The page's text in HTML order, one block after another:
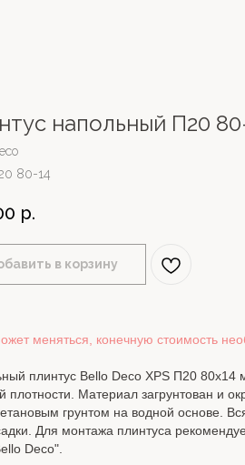
напольный П20
80-14
р.
в корзину
меняться, конечную стоимость
плинтус Bello Deco XPS П20 80x14
плотности. Материал загрунтован и
грунтом на водной основе.
Для монтажа плинтуса
Deco".